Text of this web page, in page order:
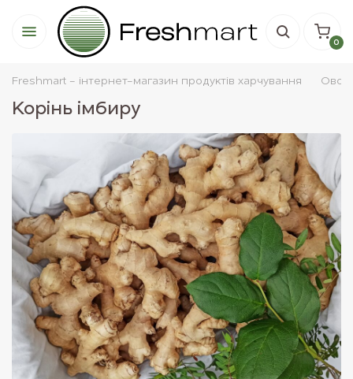
0
Freshmart - інтернет-магазин продуктів харчування Овочi
Корінь імбиру